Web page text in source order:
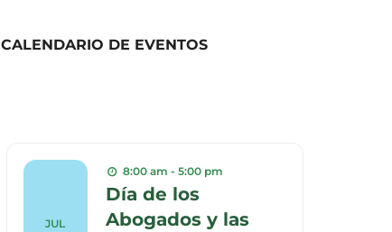
CALENDARIO DE EVENTOS
JUL
8:00 am - 5:00 pm
Día de los
Abogados y las